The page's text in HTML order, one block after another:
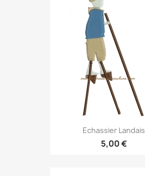
Echassier Landais
5,00 €